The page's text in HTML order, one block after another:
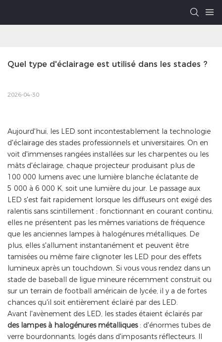
Quel type d'éclairage est utilisé dans les stades ?
2026-04-30
Aujourd'hui, les LED sont incontestablement la technologie
d'éclairage des stades professionnels et universitaires. On en
voit d'immenses rangées installées sur les charpentes ou les
mâts d'éclairage, chaque projecteur produisant plus de
100 000 lumens avec une lumière blanche éclatante de
5 000 à 6 000 K, soit une lumière du jour. Le passage aux
LED s'est fait rapidement lorsque les diffuseurs ont exigé des
ralentis sans scintillement ; fonctionnant en courant continu,
elles ne présentent pas les mêmes variations de fréquence
que les anciennes lampes à halogénures métalliques. De
plus, elles s'allument instantanément et peuvent être
tamisées ou même faire clignoter les LED pour des effets
lumineux après un touchdown. Si vous vous rendez dans un
stade de baseball de ligue mineure récemment construit ou
sur un terrain de football américain de lycée, il y a de fortes
chances qu'il soit entièrement éclairé par des LED.
Avant l'avènement des LED, les stades étaient éclairés par
des lampes à halogénures métalliques: d'énormes tubes de
verre bourdonnants, logés dans d'imposants réflecteurs. Il